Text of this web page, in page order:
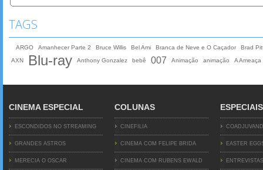
TAGS
ARGO Amanhecer Parte 2 Bruce Willis Bel Ami Branca de Neve e O Caçador
Brad
AXN
Blu-ray Anthony Gonzalez bebê 007 Animação animação A
CINEMA ESPECIAL
ESCONDIDOS NO STREAMING
GRANDES ASTROS
MERECIA O OSCAR
COLUNAS
CINEFILIA
CINEMA COM FELIPE BRIDA
CINEMA COM RUBENS EWALD
ESPECIAIS
EASTER
ENTREVISTAS